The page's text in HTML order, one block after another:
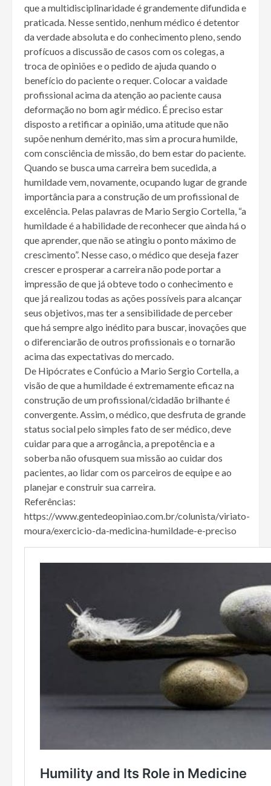
que a multidisciplinaridade é grandemente difundida e
praticada. Nesse sentido, nenhum médico é detentor
da verdade absoluta e do conhecimento pleno, sendo
profícuos a discussão de casos com os colegas, a
troca de opiniões e o pedido de ajuda quando o
benefício do paciente o requer. Colocar a vaidade
profissional acima da atenção ao paciente causa
deformação no bom agir médico. É preciso estar
disposto a retificar a opinião, uma atitude que não
supõe nenhum demérito, mas sim a procura humilde,
com consciência de missão, do bem estar do paciente.
Quando se busca uma carreira bem sucedida, a
humildade vem, novamente, ocupando lugar de grande
importância para a construção de um profissional de
excelência. Pelas palavras de Mario Sergio Cortella, “a
humildade é a habilidade de reconhecer que ainda há o
que aprender, que não se atingiu o ponto máximo de
crescimento”. Nesse caso, o médico que deseja fazer
crescer e prosperar a carreira não pode portar a
impressão de que já obteve todo o conhecimento e
que já realizou todas as ações possíveis para alcançar
seus objetivos, mas ter a sensibilidade de perceber
que há sempre algo inédito para buscar, inovações que
o diferenciarão de outros profissionais e o tornarão
acima das expectativas do mercado.
De Hipócrates e Confúcio a Mario Sergio Cortella, a
visão de que a humildade é extremamente eficaz na
construção de um profissional/cidadão brilhante é
convergente. Assim, o médico, que desfruta de grande
status social pelo simples fato de ser médico, deve
cuidar para que a arrogância, a prepotência e a
soberba não ofusquem sua missão ao cuidar dos
pacientes, ao lidar com os parceiros de equipe e ao
planejar e construir sua carreira.
Referências:
https://www.gentedeopiniao.com.br/colunista/viriato-
moura/exercicio-da-medicina-humildade-e-preciso